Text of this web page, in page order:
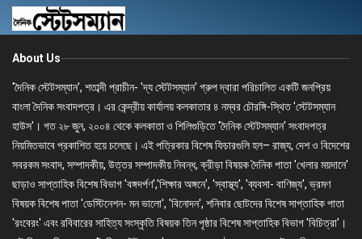
About Us
'দৈনিক স্টেটসম্যান', শতাব্দী প্রাচীন- 'দ্য স্টেটসম্যান' গ্রুপ দ্বারা পরিচালিত একটি জনপ্রিয়
বাংলা দৈনিক সংবাদপত্র। এর কেন্দ্রীয় কার্যালয় কলকাতার ৪ নম্বর চৌরঙ্গি-স্থিত 'স্টেটসম্যান
হাউস'। গত ২৮ জুন, ২০০৪ থেকে কলকাতা ও শিলিগুড়িতে 'দৈনিক স্টেটসম্যান' সংবাদপত্র
নিয়মিতভাবে প্রকাশিত হয়ে চলেছে। এই পত্রিকার বিশেষ ফিচারগুলি হল– রাজ্য, দেশ ও বিদেশের
সবরকম সংবাদ, সম্পাদকীয়, উত্তর সম্পাদকীয় নিবন্ধ, ক্রীড়া বিষয়ক দৈনিক পাতা 'খেলার ময়দানে'
ছাড়াও সাপ্তাহিক বিশেষ বিভাগ 'বঙ্গদর্পণ','শিক্ষার অঙ্গনে', 'স্বাস্থ্য', 'ব্যবসা- বাণিজ্য', ভ্রমণ
বিষয়ক বিশেষ পাতা 'ডেস্টিনেশন- মন ভালো', 'বিনোদন', শনিবার ছোটদের বিশেষ সাপ্তাহিক পাতা
'রংবেরং' এবং রবিবারের সাহিত্য সংস্কৃতি বিষয়ক তিন পৃষ্ঠার বিশেষ সাপ্তাহিক বিভাগ 'বিচিত্রা'।